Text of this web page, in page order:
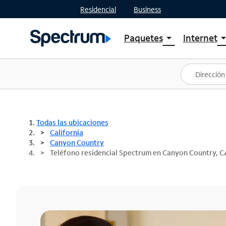
Residencial Business
Paquetesarrow_drop_down
Ver paquetes
Spectrum One
Mejores ofertas
Internetarrow_drop_down
Planes
Todas las ubicaciones
California
Canyon Country
Teléfono residencial Spectrum en Canyon Country,